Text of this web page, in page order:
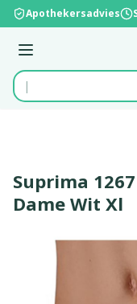
Ga naar de inhoud
Apothekersadvies
Menu
Product, merk,
Suprima
Dame Wit Xl